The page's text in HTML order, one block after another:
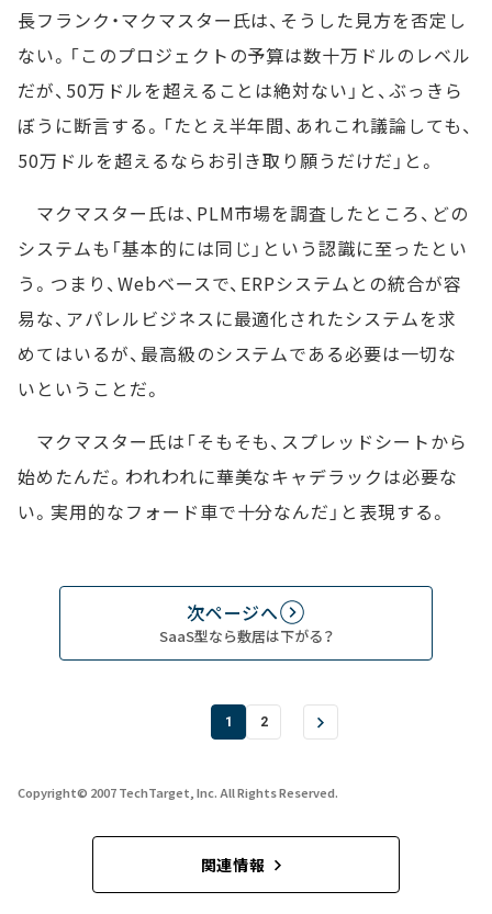
長フランク・マクマスター氏は、そうした見方を否定し
ない。「このプロジェクトの予算は数十万ドルのレベル
だが、50万ドルを超えることは絶対ない」と、ぶっきら
ぼうに断言する。「たとえ半年間、あれこれ議論しても、
50万ドルを超えるならお引き取り願うだけだ」と。
マクマスター氏は、PLM市場を調査したところ、どの
システムも「基本的には同じ」という認識に至ったとい
う。つまり、Webベースで、ERPシステムとの統合が容
易な、アパレルビジネスに最適化されたシステムを求
めてはいるが、最高級のシステムである必要は一切な
いということだ。
マクマスター氏は「そもそも、スプレッドシートから
始めたんだ。われわれに華美なキャデラックは必要な
い。実用的なフォード車で十分なんだ」と表現する。
次ページへ
SaaS型なら敷居は下がる？
1 2
Copyright© 2007 TechTarget, Inc. All Rights Reserved.
関連情報